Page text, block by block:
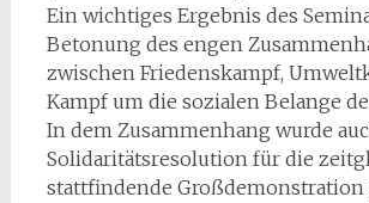
Ein wichtiges Ergebnis des
Betonung des engen
zwischen Friedenskampf,
Kampf um die sozialen Belange
In dem Zusammenhang wurde
Solidaritätsresolution für die
stattfindende Großdemonstration